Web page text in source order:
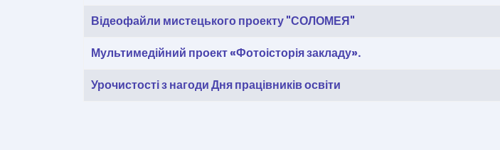
Відеофайли мистецького проекту "СОЛОМЕЯ"
Мультимедійний проект «Фотоісторія закладу».
Урочистості з нагоди Дня працівників освіти